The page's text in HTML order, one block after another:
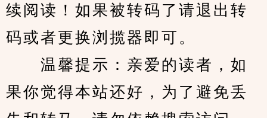
续阅读！如果被转码了请退出转
码或者更换浏揽器即可。
温馨提示：亲爱的读者，如
果你觉得本站还好，为了避免丢